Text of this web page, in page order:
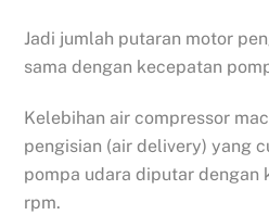
Jadi jumlah putaran motor
sama dengan kecepatan
Kelebihan air compressor
pengisian (air delivery) yang
pompa udara diputar dengan
rpm.